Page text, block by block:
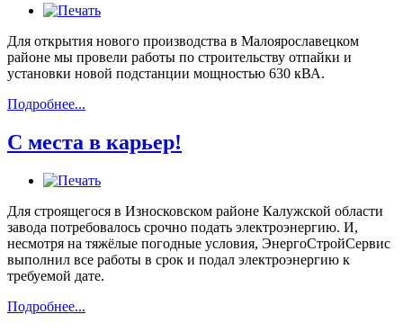
Для открытия нового производства в Малоярославецком
районе мы провели работы по строительству отпайки и
установки новой подстанции мощностью 630 кВА.
Подробнее...
С места в карьер!
Для строящегося в Износковском районе Калужской области
завода потребовалось срочно подать электроэнергию. И,
несмотря на тяжёлые погодные условия, ЭнергоСтройСервис
выполнил все работы в срок и подал электроэнергию к
требуемой дате.
Подробнее...